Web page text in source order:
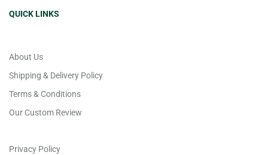
QUICK LINKS
About Us
Shipping & Delivery Policy
Terms & Conditions
Our Custom Review
Privacy Policy